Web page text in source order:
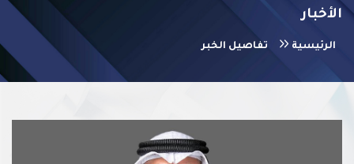
الأخبار
الرئيسية تفاصيل الخبر